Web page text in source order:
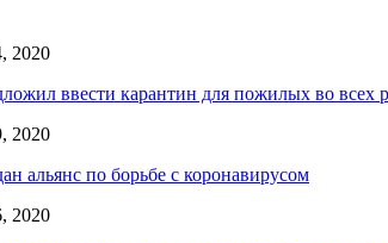
2020
ввести карантин для пожилых во всех
2020
альянс по борьбе с коронавирусом
2020